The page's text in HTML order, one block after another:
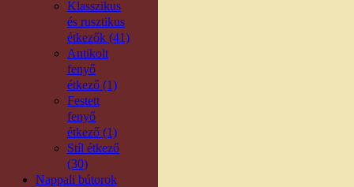
Klasszikus
és rusztikus
étkezők (41)
Antikolt
fenyő
étkező (1)
Festett
fenyő
étkező (1)
Stíl étkező
(30)
Nappali bútorok